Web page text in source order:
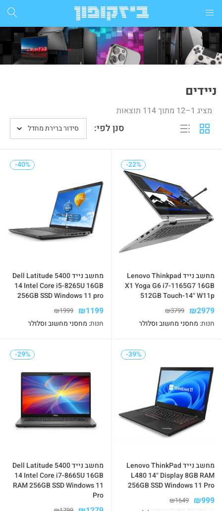
התחבר
התחבר
שכחת סיסמא?
ניידים
מציג 1–12 מתוך 114 תוצאות
סנן לפי: סידור ברירת מחדל
-22%
מחשב נייד Lenovo Thinkpad
X1 Yoga G6 i7-1165G7 16GB
512GB Touch-14″ W11p
₪2979
₪3799
חנות: מחסני מחשוב וסלולר
-40%
מחשב נייד Dell Latitude 5400
14 Intel Core i5-8265U 16GB
256GB SSD Windows 11 pro
₪1199
₪1999
חנות: מחסני מחשוב וסלולר
-39%
מחשב נייד Lenovo ThinkPad
L480 14″ Display 8GB RAM
256GB SSD Windows 11 Pro
₪999
₪1649
-29%
מחשב נייד Dell Latitude 5400
14 Intel Core i7-8665U 16GB
RAM 256GB SSD Windows 11
Pro